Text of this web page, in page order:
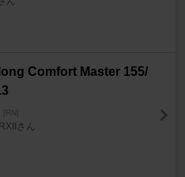
Comfort Master 155/
[RN]
さん